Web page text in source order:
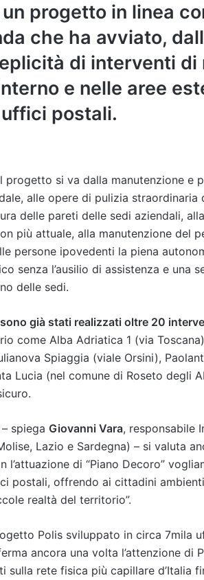
progetto in linea
che ha avviato,
di interventi di
e nelle aree
postali.
progetto si va dalla manutenzione e
alle opere di pulizia straordinaria
delle pareti delle sedi aziendali,
più attuale, alla manutenzione del
persone ipovedenti la piena
senza l’ausilio di assistenza e una
delle sedi.
già stati realizzati oltre 20
come Alba Adriatica 1 (via
Spiaggia (viale Orsini),
Lucia (nel comune di Roseto degli
spiega Giovanni Vara, responsabile
Lazio e Sardegna) – si valuta
l’attuazione di “Piano Decoro”
postali, offrendo ai cittadini
realtà del territorio”.
Polis sviluppato in circa 7mila
ancora una volta l’attenzione di
sulla rete fisica più capillare d’Italia